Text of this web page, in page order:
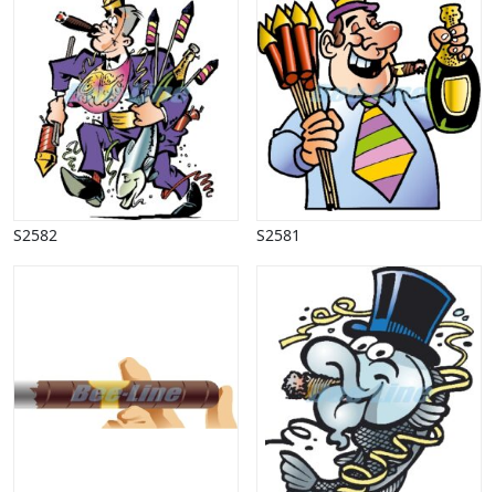
Påske
Penge, finans
Piktogrammer
Pinse
Politik, arbejdsmarked
Restauration, hotel
Scenarier
Skibe, både, søfart
Sommer
Sundhed, sygdom
Trafik, færdsel
Uddannelse
S2582 S2581